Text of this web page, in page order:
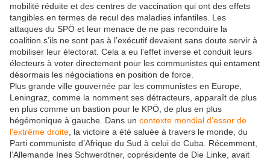
mobilité réduite et des centres de vaccination qui ont des effets
tangibles en termes de recul des maladies infantiles. Les
attaques du SPÖ et leur menace de ne pas reconduire la
coalition s’ils ne sont pas à l’exécutif devaient sans doute servir à
mobiliser leur électorat. Cela a eu l’effet inverse et conduit leurs
électeurs à voter directement pour les communistes qui entament
désormais les négociations en position de force.
Plus grande ville gouvernée par les communistes en Europe,
Leningraz, comme la nomment ses détracteurs, apparaît de plus
en plus comme un bastion pour le KPÖ, de plus en plus
hégémonique à gauche. Dans un contexte mondial d’essor de
l’extrême droite , la victoire a été saluée à travers le monde, du
Parti communiste d’Afrique du Sud à celui de Cuba. Récemment,
l’Allemande Ines Schwerdtner, coprésidente de Die Linke, avait